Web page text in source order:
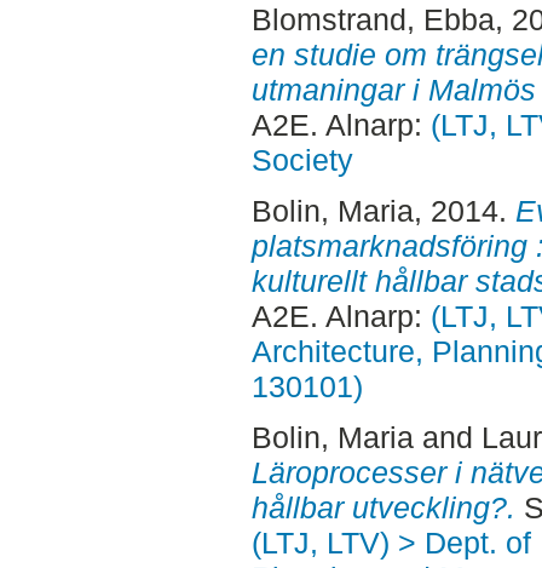
Blomstrand, Ebba,
en studie om
utmaningar i
A2E. Alnarp: (LTJ,
Society
Bolin, Maria, 2014.
platsmarknadsföring
kulturellt hållbar
A2E. Alnarp: (LTJ,
Architecture,
130101)
Bolin, Maria and
Läroprocesser i
hållbar utveckling?.
(LTJ, LTV) > Dept.